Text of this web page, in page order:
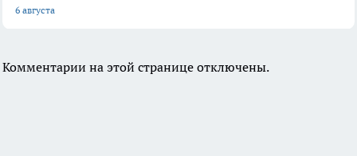
6 августа
Комментарии на этой странице отключены.